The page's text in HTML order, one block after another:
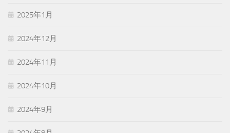
2025年1月
2024年12月
2024年11月
2024年10月
2024年9月